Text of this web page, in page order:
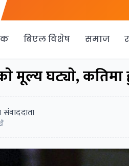
बिएल विशेष समाज
मूल्य घट्याे, कतिमा